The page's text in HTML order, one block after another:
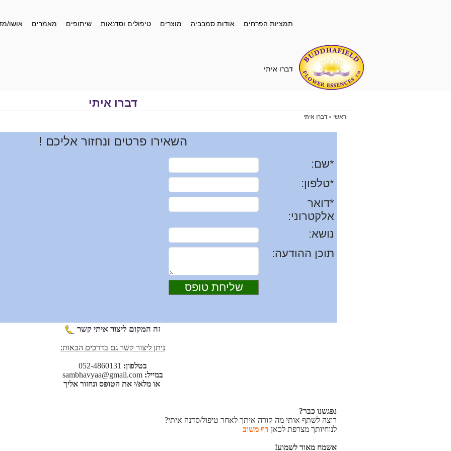
תמציות הפרחים אודות סמבביה מוצרים טיפולים וסדנאות שיתופים מאמרים אושו/
דברו איתי
דברו איתי
ראשי > דברו איתי
השאירו פרטים ונחזור אליכם !
*שם:
*טלפון:
*דואר
אלקטרוני:
נושא:
תוכן ההודעה:
זה המקום ליצור איתי קשר
ניתן ליצור קשר גם בדרכים הבאות:
בטלפון:
במייל: sambhavyaa@gmail.com
או מלא/י את הטופס ונחזור אליך
נפגשנו כבר?
רוצה לשתף אותי מה קורה איתך לאחר טיפול/סדנה איתי?
לנוחיותך מצרפת לכאן דף משוב
אשמח מאוד לשמוע!